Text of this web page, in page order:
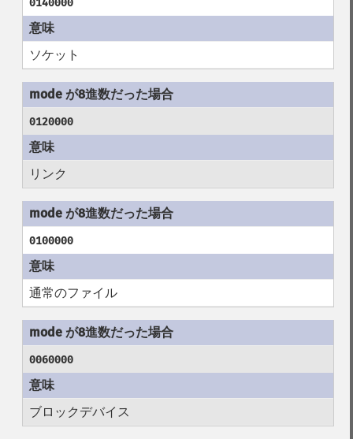
0140000
ソケット
0120000
リンク
0100000
通常のファイル
0060000
ブロックデバイス